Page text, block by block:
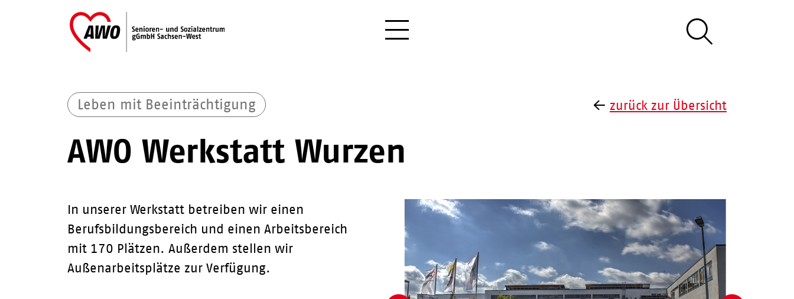
Leben mit Beeinträchtigung zurück zur Übersicht
AWO Werkstatt Wurzen
In unserer Werkstatt betreiben wir einen
Berufsbildungsbereich und einen Arbeitsbereich
mit 170 Plätzen. Außerdem stellen wir
Außenarbeitsplätze zur Verfügung.